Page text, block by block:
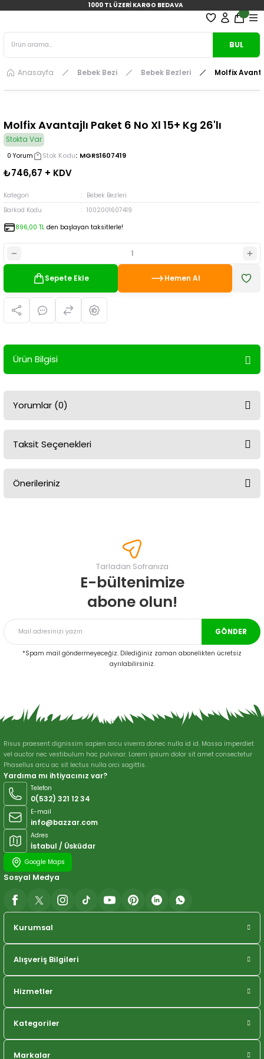
1000 TL ÜZERİ KARGO BEDAVA
BUL
Anasayfa Bebek Bezi Bebek Bezleri Molfix
Molfix Avantajlı Paket 6 No Xl 15+ Kg 26'lı
Stokta Var
0 Yorum Stok Kodu MGRS1607419
₺746,67 + KDV
Kategori
Bebek Bezleri
Barkod Kodu
1002001607419
896,00 TL den başlayan taksitlerle!
Sepete Ekle Hemen Al
Ürün Bilgisi
Yorumlar (0)
Taksit Seçenekleri
Önerileriniz
Görüş ve önerileriniz için teşekkür ederiz.
Ürün resmi kalitesiz, bozuk veya görüntülenemiyor.
Ürün bilgilerinde hatalar bulunuyor.
Bu ürüne benzer farklı alternatifler olmalı.
Gönder
Tarladan Sofranıza
E-bültenimize
abone olun!
GÖNDER
*Spam mail göndermeyeceğiz. Dilediğiniz zaman abonelikten ücretsiz
ayrılabilirsiniz.
Risus praesent dignissim sapien arcu viverra donec nulla id id. Massa imperdiet
vel auctor nec vestibulum hac pulvinar. Lorem ipsum dolor sit amet consectetur
Phasellus arcu ac sit lectus nulla orci sagittis.
Yardıma mı ihtiyacınız var?
Telefon
0(532) 321 12 34
E-mail
info@bazzar.com
Adres
İstabul / Üsküdar
Google Maps
Kurumsal
Alışveriş Bilgileri
Hizmetler
Kategoriler
Markalar
Sosyal Medya